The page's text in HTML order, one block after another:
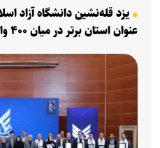
عنوان استان برتر در میان ۴۰۰ واحد